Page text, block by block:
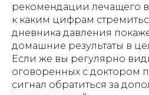
рекомендации лечащего
к каким цифрам
дневника давления
домашние результаты в
Если же вы регулярно
оговоренных с доктором
сигнал обратиться за
ПРОДЛЕНИЕ АРЕНДЫ
Публичная оферта
Инструкции